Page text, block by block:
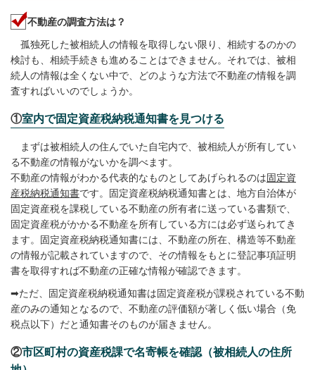
不動産の調査方法は？
孤独死した被相続人の情報を取得しない限り、相続するのかの
検討も、相続手続きも進めることはできません。それでは、被相
続人の情報は全くない中で、どのような方法で不動産の情報を調
査すればいいのでしょうか。
①室内で固定資産税納税通知書を見つける
まずは被相続人の住んでいた自宅内で、被相続人が所有してい
る不動産の情報がないかを調べます。
不動産の情報がわかる代表的なものとしてあげられるのは固定資
産税納税通知書です。固定資産税納税通知書とは、地方自治体が
固定資産税を課税している不動産の所有者に送っている書類で、
固定資産税がかかる不動産を所有している方には必ず送られてき
ます。固定資産税納税通知書には、不動産の所在、構造等不動産
の情報が記載されていますので、その情報をもとに登記事項証明
書を取得すれば不動産の正確な情報が確認できます。
➡ただ、固定資産税納税通知書は固定資産税が課税されている不動
産のみの通知となるので、不動産の評価額が著しく低い場合（免
税点以下）だと通知書そのものが届きません。
②市区町村の資産税課で名寄帳を確認（被相続人の住所